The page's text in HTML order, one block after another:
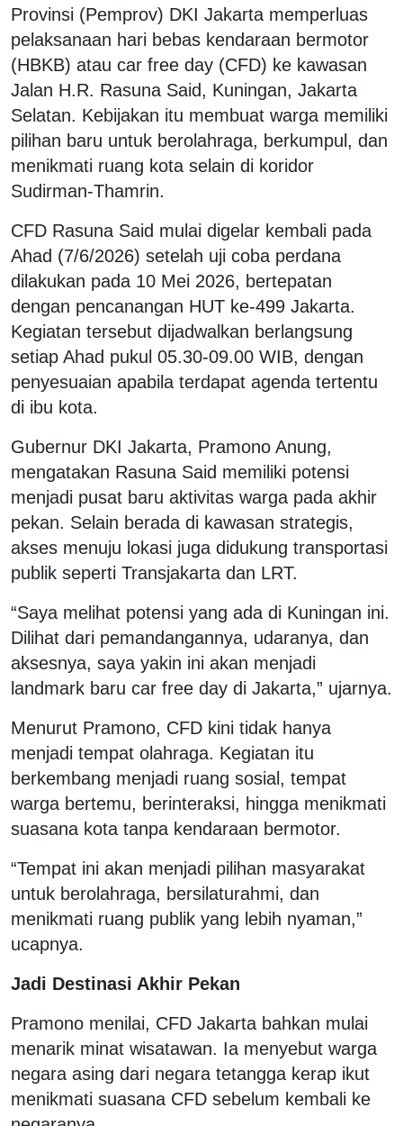
Provinsi (Pemprov) DKI Jakarta memperluas
pelaksanaan hari bebas kendaraan bermotor
(HBKB) atau car free day (CFD) ke kawasan
Jalan H.R. Rasuna Said, Kuningan, Jakarta
Selatan. Kebijakan itu membuat warga memiliki
pilihan baru untuk berolahraga, berkumpul, dan
menikmati ruang kota selain di koridor
Sudirman-Thamrin.
CFD Rasuna Said mulai digelar kembali pada
Ahad (7/6/2026) setelah uji coba perdana
dilakukan pada 10 Mei 2026, bertepatan
dengan pencanangan HUT ke-499 Jakarta.
Kegiatan tersebut dijadwalkan berlangsung
setiap Ahad pukul 05.30-09.00 WIB, dengan
penyesuaian apabila terdapat agenda tertentu
di ibu kota.
Gubernur DKI Jakarta, Pramono Anung,
mengatakan Rasuna Said memiliki potensi
menjadi pusat baru aktivitas warga pada akhir
pekan. Selain berada di kawasan strategis,
akses menuju lokasi juga didukung transportasi
publik seperti Transjakarta dan LRT.
“Saya melihat potensi yang ada di Kuningan ini.
Dilihat dari pemandangannya, udaranya, dan
aksesnya, saya yakin ini akan menjadi
landmark baru car free day di Jakarta,” ujarnya.
Menurut Pramono, CFD kini tidak hanya
menjadi tempat olahraga. Kegiatan itu
berkembang menjadi ruang sosial, tempat
warga bertemu, berinteraksi, hingga menikmati
suasana kota tanpa kendaraan bermotor.
“Tempat ini akan menjadi pilihan masyarakat
untuk berolahraga, bersilaturahmi, dan
menikmati ruang publik yang lebih nyaman,”
ucapnya.
Jadi Destinasi Akhir Pekan
Pramono menilai, CFD Jakarta bahkan mulai
menarik minat wisatawan. Ia menyebut warga
negara asing dari negara tetangga kerap ikut
menikmati suasana CFD sebelum kembali ke